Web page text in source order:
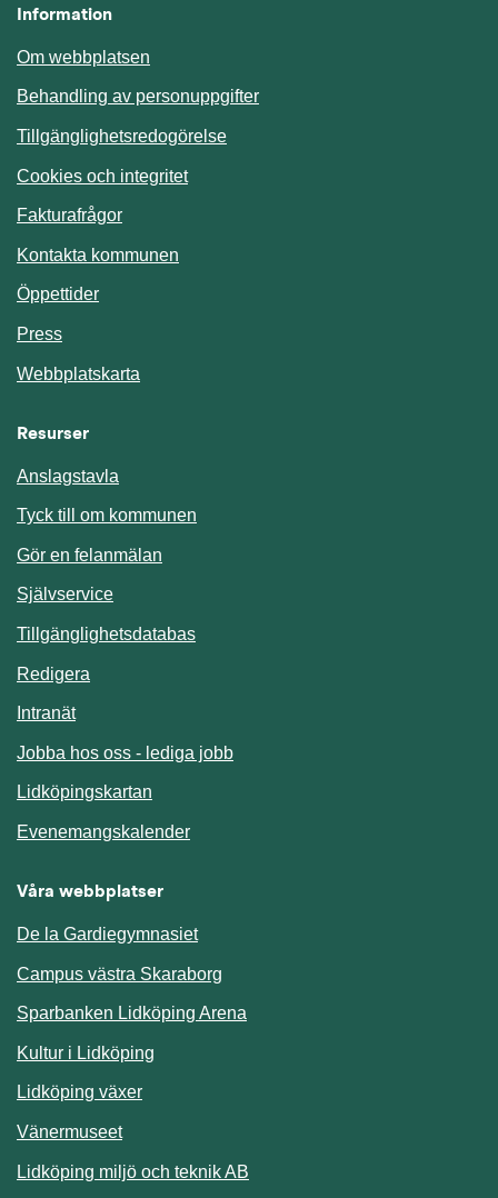
Information
Om webbplatsen
Behandling av personuppgifter
Tillgänglighetsredogörelse
Cookies och integritet
Fakturafrågor
Kontakta kommunen
Öppettider
Press
Webbplatskarta
Resurser
Anslagstavla
Tyck till om kommunen
Gör en felanmälan
SjälvserviceLänk till annan webbplats.
TillgänglighetsdatabasLänk till annan webbplats.
Redigera
IntranätLänk till annan webbplats.
Jobba hos oss - lediga jobb
Lidköpingskartan
EvenemangskalenderLänk till annan webbplats.
Våra webbplatser
De la Gardiegymnasiet
Campus västra Skaraborg
Sparbanken Lidköping Arena
Kultur i Lidköping
Lidköping växer
Vänermuseet
Lidköping miljö och teknik AB